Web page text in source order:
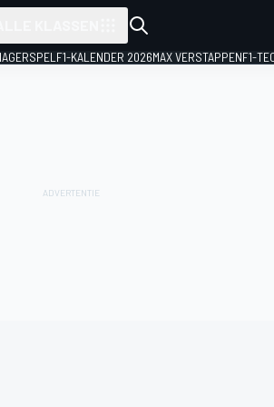
F1-KALENDER 2026MAX VERSTAPPENF1-